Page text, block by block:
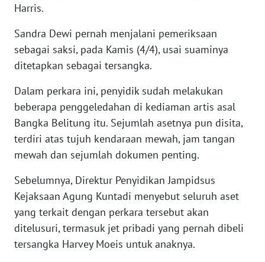
Harris.
Sandra Dewi pernah menjalani pemeriksaan
sebagai saksi, pada Kamis (4/4), usai suaminya
ditetapkan sebagai tersangka.
Dalam perkara ini, penyidik sudah melakukan
beberapa penggeledahan di kediaman artis asal
Bangka Belitung itu. Sejumlah asetnya pun disita,
terdiri atas tujuh kendaraan mewah, jam tangan
mewah dan sejumlah dokumen penting.
Sebelumnya, Direktur Penyidikan Jampidsus
Kejaksaan Agung Kuntadi menyebut seluruh aset
yang terkait dengan perkara tersebut akan
ditelusuri, termasuk jet pribadi yang pernah dibeli
tersangka Harvey Moeis untuk anaknya.
BARAT
WN
RIAU
SERAMBI
WN
JAMBI
SULTRA
WN
NTB